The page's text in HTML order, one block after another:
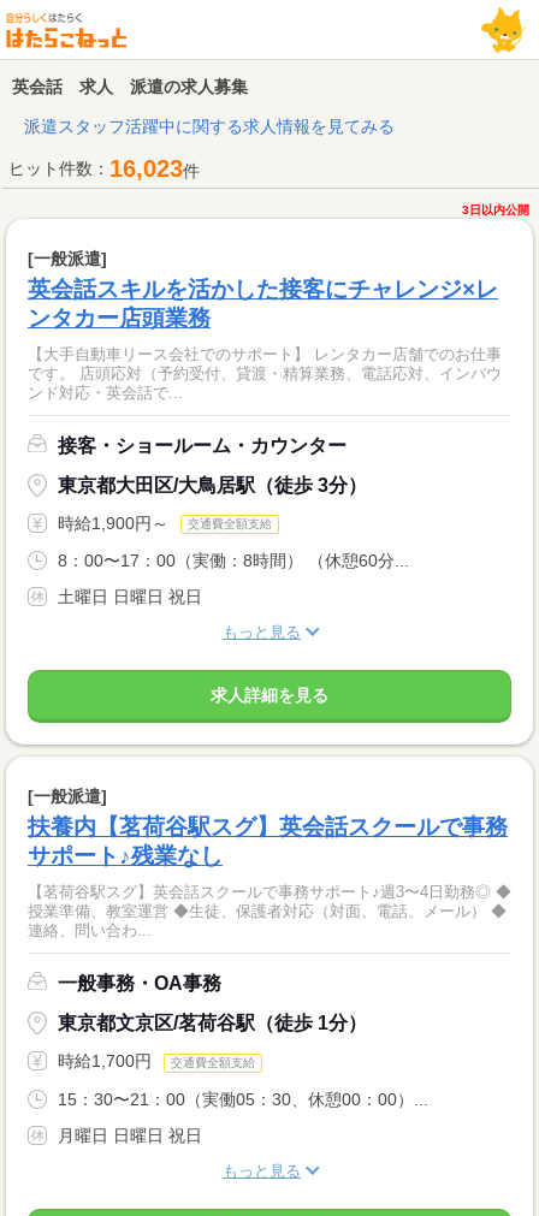
英会話 求人 派遣の求人募集
派遣スタッフ活躍中に関する求人情報を見てみる
ヒット件数： 16,023件
3日以内公開
[一般派遣]
英会話スキルを活かした接客にチャレンジ×レ
ンタカー店頭業務
【大手自動車リース会社でのサポート】 レンタカー店舗でのお仕事
です。 店頭応対（予約受付、貸渡・精算業務、電話応対、インバウ
ンド対応・英会話で...
接客・ショールーム・カウンター
東京都大田区/大鳥居駅（徒歩 3分）
時給1,900円～ 交通費全額支給
8：00〜17：00（実働：8時間） （休憩60分...
土曜日 日曜日 祝日
もっと見る
求人詳細を見る
[一般派遣]
扶養内【茗荷谷駅スグ】英会話スクールで事務
サポート♪残業なし
【茗荷谷駅スグ】英会話スクールで事務サポート♪週3〜4日勤務◎ ◆
授業準備、教室運営 ◆生徒、保護者対応（対面、電話、メール） ◆
連絡、問い合わ...
一般事務・OA事務
東京都文京区/茗荷谷駅（徒歩 1分）
時給1,700円 交通費全額支給
15：30〜21：00（実働05：30、休憩00：00）...
月曜日 日曜日 祝日
もっと見る